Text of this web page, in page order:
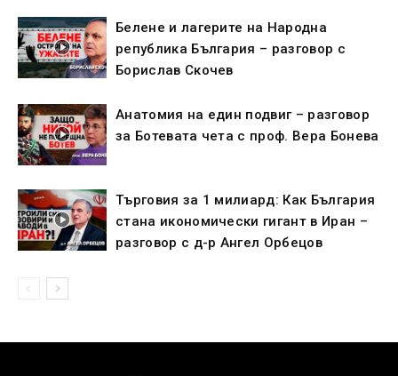
Белене и лагерите на Народна
република България – разговор с
Борислав Скочев
Анатомия на един подвиг – разговор
за Ботевата чета с проф. Вера Бонева
Търговия за 1 милиард: Как България
стана икономически гигант в Иран –
разговор с д-р Ангел Орбецов